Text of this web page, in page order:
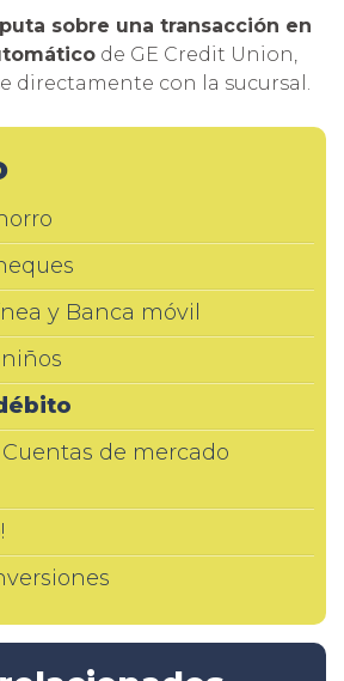
sobre una transacción en
de GE Credit Union,
directamente con la sucursal.
y Banca móvil
de mercado